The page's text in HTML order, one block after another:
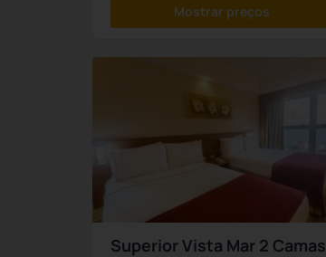
Mostrar preços
Superior Vista Mar 2 Camas